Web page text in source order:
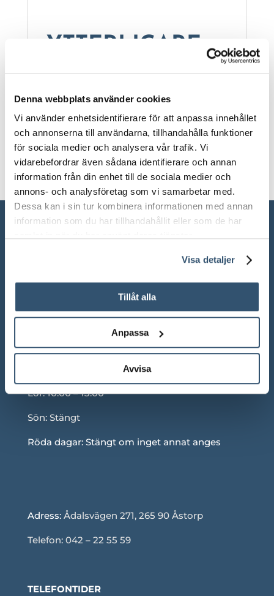
Denna webbplats använder cookies
Vi använder enhetsidentifierare för att anpassa innehållet
och annonserna till användarna, tillhandahålla funktioner
för sociala medier och analysera vår trafik. Vi
vidarebefordrar även sådana identifierare och annan
information från din enhet till de sociala medier och
annons- och analysföretag som vi samarbetar med.
Dessa kan i sin tur kombinera informationen med annan
information som du har tillhandahållit eller som de har
Visa detaljer
Tillåt alla
Anpassa
Avvisa
YTTERLIGARE
INFORMATION
Vikt
15 kg
ÖPPETTIDER SHOWROOM
Mån-Fre: 10.00 – 18.00
Lör: 10.00 – 13.00
Sön: Stängt
Röda dagar: Stängt om inget annat anges
Adress: Ådalsvägen 271, 265 90 Åstorp
Telefon: 042 – 22 55 59
TELEFONTIDER